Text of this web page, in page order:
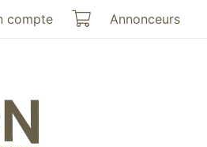
compte Mon panier
Annonceurs